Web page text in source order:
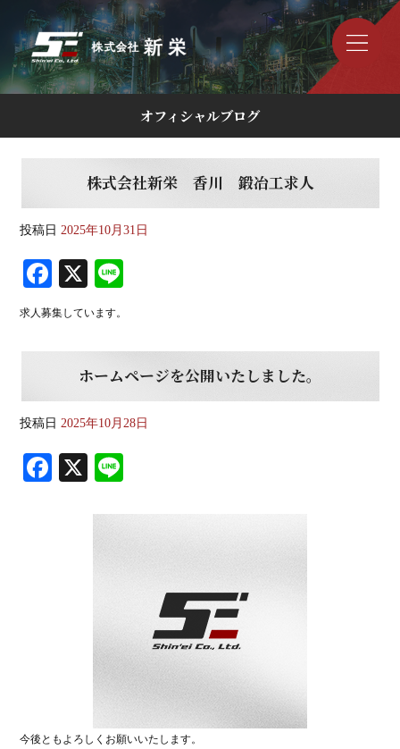
オフィシャルブログ
株式会社新栄 香川 鍛冶工求人
投稿日 2025年10月31日
Fa
ce
ok
X
求人募集しています。
ホームページを公開いたしました。
投稿日 2025年10月28日
Fa X
今後ともよろしくお願いいたします。